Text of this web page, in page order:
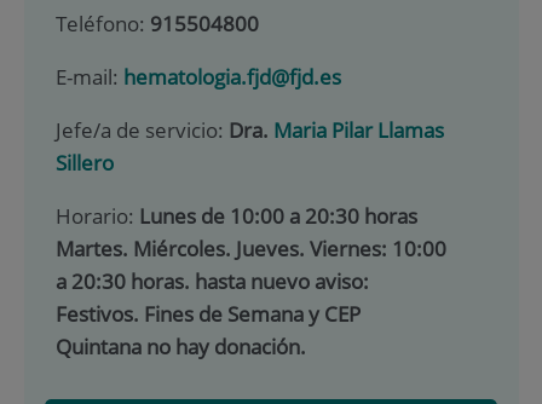
Teléfono: 915504800
E-mail: hematologia.fjd@fjd.es
Jefe/a de servicio: Dra. Maria Pilar Llamas
Sillero
Horario: Lunes de 10:00 a 20:30 horas
Martes. Miércoles. Jueves. Viernes: 10:00
a 20:30 horas. hasta nuevo aviso:
Festivos. Fines de Semana y CEP
Quintana no hay donación.